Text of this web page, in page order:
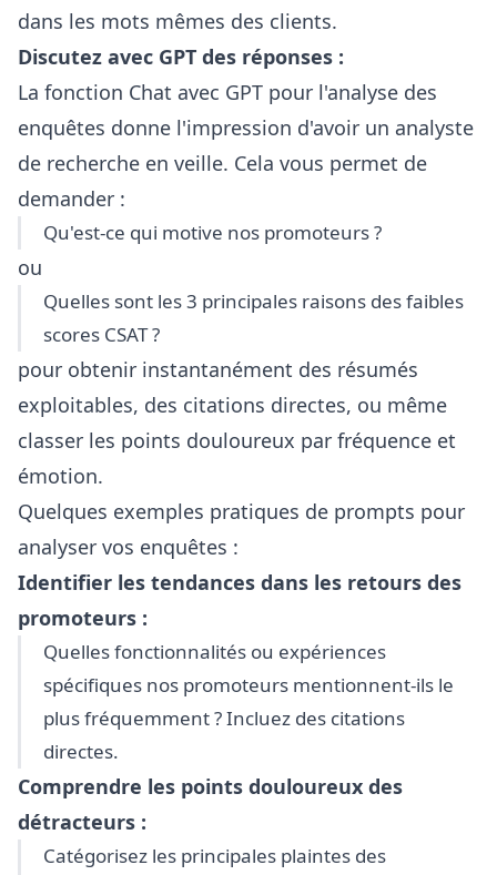
dans les mots mêmes des clients.
Discutez avec GPT des réponses :
La fonction Chat avec GPT pour l'analyse des
enquêtes donne l'impression d'avoir un analyste
de recherche en veille. Cela vous permet de
demander :
Qu'est-ce qui motive nos promoteurs ?
ou
Quelles sont les 3 principales raisons des faibles
scores CSAT ?
pour obtenir instantanément des résumés
exploitables, des citations directes, ou même
classer les points douloureux par fréquence et
émotion.
Quelques exemples pratiques de prompts pour
analyser vos enquêtes :
Identifier les tendances dans les retours des
promoteurs :
Quelles fonctionnalités ou expériences
spécifiques nos promoteurs mentionnent-ils le
plus fréquemment ? Incluez des citations
directes.
Comprendre les points douloureux des
détracteurs :
Catégorisez les principales plaintes des